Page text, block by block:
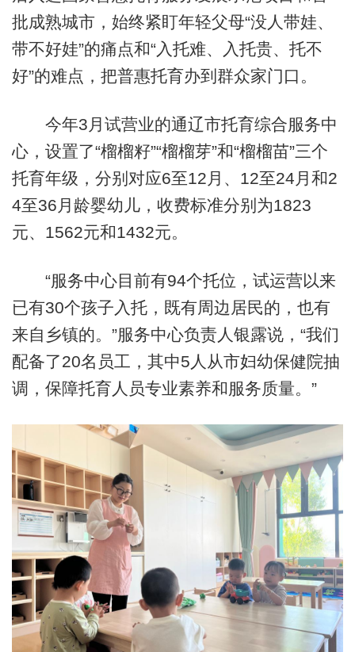
批成熟城市，始终紧盯年轻父母“没人带娃、
带不好娃”的痛点和“入托难、入托贵、托不
好”的难点，把普惠托育办到群众家门口。
今年3月试营业的通辽市托育综合服务中
心，设置了“榴榴籽”“榴榴芽”和“榴榴苗”三个
托育年级，分别对应6至12月、12至24月和2
4至36月龄婴幼儿，收费标准分别为1823
元、1562元和1432元。
“服务中心目前有94个托位，试运营以来
已有30个孩子入托，既有周边居民的，也有
来自乡镇的。”服务中心负责人银露说，“我们
配备了20名员工，其中5人从市妇幼保健院抽
调，保障托育人员专业素养和服务质量。”